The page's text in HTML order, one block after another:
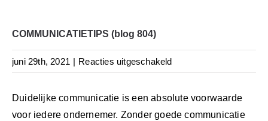
COMMUNICATIETIPS (blog 804)
juni 29th, 2021 | Reacties uitgeschakeldvoor
(blog
804)
Duidelijke communicatie is een absolute voorwaarde
voor iedere ondernemer. Zonder goede communicatie